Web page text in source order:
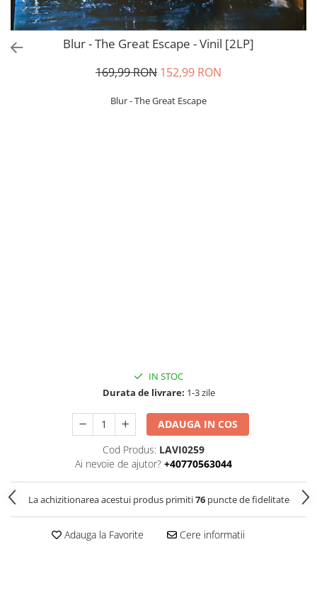
Blur - The Great Escape - Vinil [2LP]
169,99 RON 152,99 RON
Blur - The Great Escape
IN STOC
Durata de livrare: 1-3 zile
ADAUGA IN COS
Cod Produs: LAVI0259
Ai nevoie de ajutor? +40770563044
La achizitionarea acestui produs primiti76puncte de fidelitate
Adauga la Favorite Cere informatii